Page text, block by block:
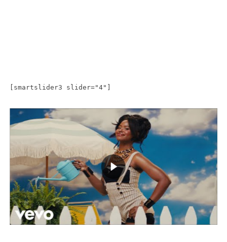
[smartslider3 slider="4"]